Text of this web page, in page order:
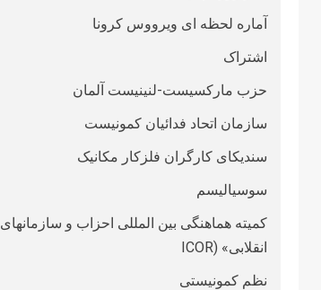
آماره لحظه ای ویرووس کرونا
اشتراک
حزب مارکسیست-لنینیست آلمان
سازمان اتحاد فدائیان کمونیست
سندیکای کارگران فلزکار مکانیک
سوسیالیسم
کمیته هماهنگی بین المللی احزاب و سازمانهای
انقلابی» (ICOR
نظم کمونیستی